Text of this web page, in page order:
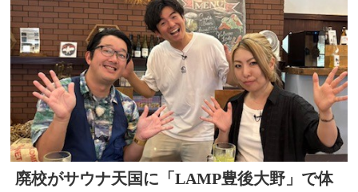
廃校がサウナ天国に「LAMP豊後大野」で体